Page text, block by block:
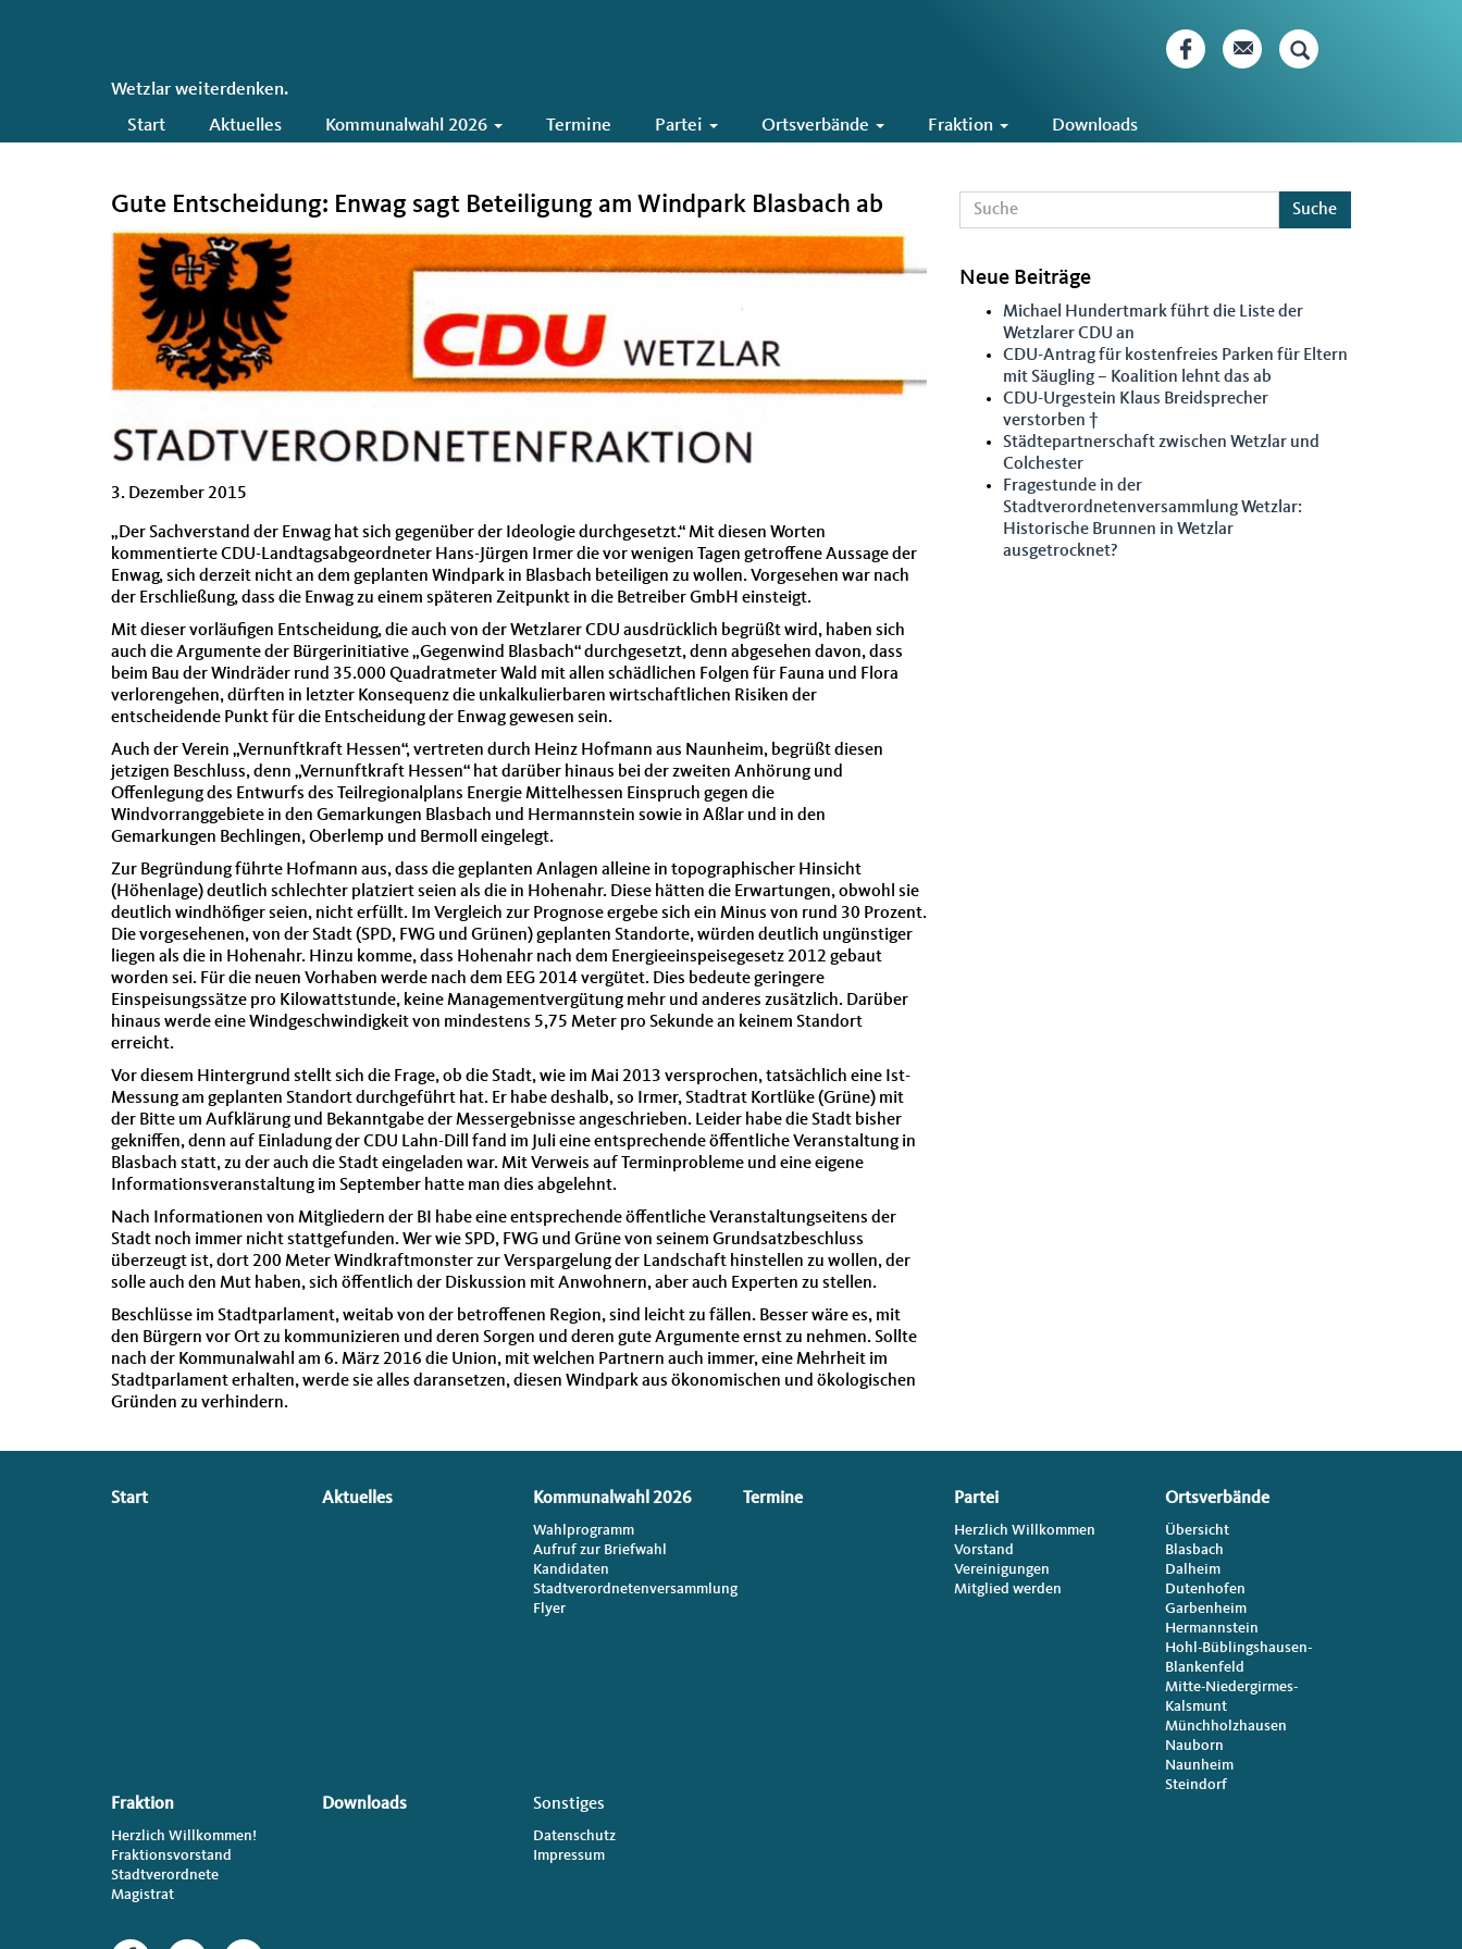
Wetzlar weiterdenken.
Hauptnavigation
Start Aktuelles Kommunalwahl 2026 Termine Partei Ortsverbände Fraktion Downloads
Gute Entscheidung: Enwag sagt Beteiligung am Windpark Blasbach ab
3. Dezember 2015
„Der Sachverstand der Enwag hat sich gegenüber der Ideologie durchgesetzt.“ Mit diesen Worten
kommentierte CDU-Landtagsabgeordneter Hans-Jürgen Irmer die vor wenigen Tagen getroffene Aussage der
Enwag, sich derzeit nicht an dem geplanten Windpark in Blasbach beteiligen zu wollen. Vorgesehen war nach
der Erschließung, dass die Enwag zu einem späteren Zeitpunkt in die Betreiber GmbH einsteigt.
Mit dieser vorläufigen Entscheidung, die auch von der Wetzlarer CDU ausdrücklich begrüßt wird, haben sich
auch die Argumente der Bürgerinitiative „Gegenwind Blasbach“ durchgesetzt, denn abgesehen davon, dass
beim Bau der Windräder rund 35.000 Quadratmeter Wald mit allen schädlichen Folgen für Fauna und Flora
verlorengehen, dürften in letzter Konsequenz die unkalkulierbaren wirtschaftlichen Risiken der
entscheidende Punkt für die Entscheidung der Enwag gewesen sein.
Auch der Verein „Vernunftkraft Hessen“, vertreten durch Heinz Hofmann aus Naunheim, begrüßt diesen
jetzigen Beschluss, denn „Vernunftkraft Hessen“ hat darüber hinaus bei der zweiten Anhörung und
Offenlegung des Entwurfs des Teilregionalplans Energie Mittelhessen Einspruch gegen die
Windvorranggebiete in den Gemarkungen Blasbach und Hermannstein sowie in Aßlar und in den
Gemarkungen Bechlingen, Oberlemp und Bermoll eingelegt.
Zur Begründung führte Hofmann aus, dass die geplanten Anlagen alleine in topographischer Hinsicht
(Höhenlage) deutlich schlechter platziert seien als die in Hohenahr. Diese hätten die Erwartungen, obwohl sie
deutlich windhöfiger seien, nicht erfüllt. Im Vergleich zur Prognose ergebe sich ein Minus von rund 30 Prozent.
Die vorgesehenen, von der Stadt (SPD, FWG und Grünen) geplanten Standorte, würden deutlich ungünstiger
liegen als die in Hohenahr. Hinzu komme, dass Hohenahr nach dem Energieeinspeisegesetz 2012 gebaut
worden sei. Für die neuen Vorhaben werde nach dem EEG 2014 vergütet. Dies bedeute geringere
Einspeisungssätze pro Kilowattstunde, keine Managementvergütung mehr und anderes zusätzlich. Darüber
hinaus werde eine Windgeschwindigkeit von mindestens 5,75 Meter pro Sekunde an keinem Standort
erreicht.
Vor diesem Hintergrund stellt sich die Frage, ob die Stadt, wie im Mai 2013 versprochen, tatsächlich eine Ist-
Messung am geplanten Standort durchgeführt hat. Er habe deshalb, so Irmer, Stadtrat Kortlüke (Grüne) mit
der Bitte um Aufklärung und Bekanntgabe der Messergebnisse angeschrieben. Leider habe die Stadt bisher
gekniffen, denn auf Einladung der CDU Lahn-Dill fand im Juli eine entsprechende öffentliche Veranstaltung in
Blasbach statt, zu der auch die Stadt eingeladen war. Mit Verweis auf Terminprobleme und eine eigene
Informationsveranstaltung im September hatte man dies abgelehnt.
Nach Informationen von Mitgliedern der BI habe eine entsprechende öffentliche Veranstaltungseitens der
Stadt noch immer nicht stattgefunden. Wer wie SPD, FWG und Grüne von seinem Grundsatzbeschluss
überzeugt ist, dort 200 Meter Windkraftmonster zur Verspargelung der Landschaft hinstellen zu wollen, der
solle auch den Mut haben, sich öffentlich der Diskussion mit Anwohnern, aber auch Experten zu stellen.
Beschlüsse im Stadtparlament, weitab von der betroffenen Region, sind leicht zu fällen. Besser wäre es, mit
den Bürgern vor Ort zu kommunizieren und deren Sorgen und deren gute Argumente ernst zu nehmen. Sollte
nach der Kommunalwahl am 6. März 2016 die Union, mit welchen Partnern auch immer, eine Mehrheit im
Stadtparlament erhalten, werde sie alles daransetzen, diesen Windpark aus ökonomischen und ökologischen
Gründen zu verhindern.
Suche
Neue Beiträge
Michael Hundertmark führt die Liste der
Wetzlarer CDU an
CDU-Antrag für kostenfreies Parken für Eltern
mit Säugling – Koalition lehnt das ab
CDU-Urgestein Klaus Breidsprecher
verstorben †
Städtepartnerschaft zwischen Wetzlar und
Colchester
Fragestunde in der
Stadtverordnetenversammlung Wetzlar:
Historische Brunnen in Wetzlar
ausgetrocknet?
Seitenübersicht
Start Aktuelles Kommunalwahl 2026
Wahlprogramm
Aufruf zur Briefwahl
Kandidaten
Stadtverordnetenversammlung
Flyer
Termine Partei
Herzlich Willkommen
Vorstand
Vereinigungen
Mitglied werden
Ortsverbände
Übersicht
Blasbach
Dalheim
Dutenhofen
Garbenheim
Hermannstein
Hohl-Büblingshausen-
Blankenfeld
Mitte-Niedergirmes-
Kalsmunt
Münchholzhausen
Nauborn
Naunheim
Steindorf
Fraktion
Herzlich Willkommen!
Fraktionsvorstand
Stadtverordnete
Magistrat
Downloads Sonstiges
Datenschutz
Impressum